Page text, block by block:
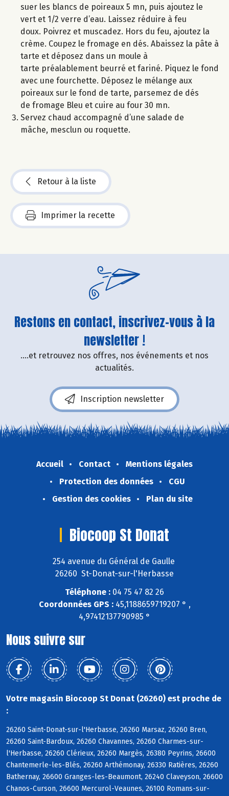
suer les blancs de poireaux 5 mn, puis ajoutez le
vert et 1/2 verre d’eau. Laissez réduire à feu
doux. Poivrez et muscadez. Hors du feu, ajoutez la
crème. Coupez le fromage en dés. Abaissez la pâte à
tarte et déposez dans un moule à
tarte préalablement beurré et fariné. Piquez le fond
avec une fourchette. Déposez le mélange aux
poireaux sur le fond de tarte, parsemez de dés
de fromage Bleu et cuire au four 30 mn.
Servez chaud accompagné d’une salade de
mâche, mesclun ou roquette.
Retour à la liste
Imprimer la recette
Restons en contact, inscrivez-vous à la
newsletter !
....et retrouvez nos offres, nos événements et nos
actualités.
Inscription newsletter
Accueil Contact
Mentions légales
Protection des données
CGU
Gestion des cookies
Plan du site
Biocoop St Donat
254 avenue du Général de Gaulle
26260 St-Donat-sur-l'Herbasse
Téléphone : 04 75 47 82 26
Coordonnées GPS :45,1188659719207 ° ,
4,97412137790985 °
Nous suivre sur
Votre magasin Biocoop St Donat (26260) est proche de
:
26260 Saint-Donat-sur-l'Herbasse, 26260 Marsaz, 26260 Bren,
26260 Saint-Bardoux, 26260 Chavannes, 26260 Charmes-sur-
l'Herbasse, 26260 Clérieux, 26260 Margès, 26380 Peyrins, 26600
Chantemerle-les-Blés, 26260 Arthémonay, 26330 Ratières, 26260
Bathernay, 26600 Granges-les-Beaumont, 26240 Claveyson, 26600
Chanos-Curson, 26600 Mercurol-Veaunes, 26100 Romans-sur-